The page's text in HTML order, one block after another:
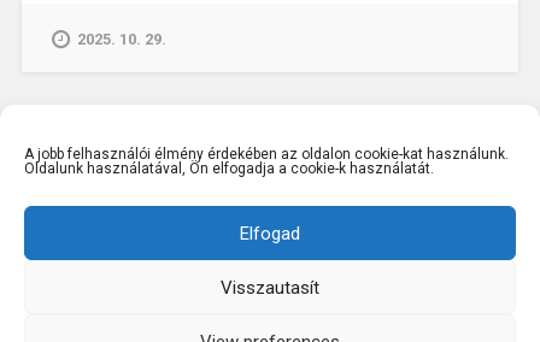
A jobb felhasználói élmény érdekében az oldalon cookie-kat használunk.
Oldalunk használatával, Ön elfogadja a cookie-k használatát.
Elfogad
Visszautasít
mindig
dr.
2025. 10. 29.